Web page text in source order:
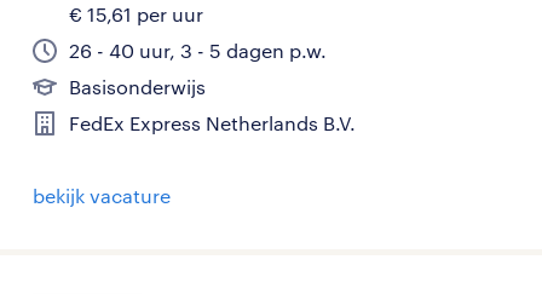
€ 15,61 per uur
26 - 40 uur, 3 - 5 dagen p.w.
Basisonderwijs
FedEx Express Netherlands B.V.
bekijk vacature